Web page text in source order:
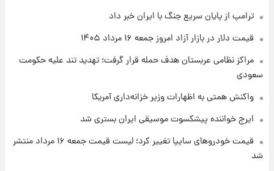
۱ روز پیش
جزئیات فعال‌سازی «کیف پول ایران» اعلام
شد+فیلم
ترامپ از پایان سریع جنگ با ایران خبر داد
قیمت دلار در بازار آزاد امروز جمعه ۱۶ مرداد ۱۴۰۵
مراکز نظامی عربستان هدف حمله قرار گرفت؛ تهدید تند علیه حکومت
سعودی
واکنش همتی به اظهارات وزیر خزانه‌داری آمریکا
ایرج خواننده پیشکسوت موسیقی ایران بستری شد
قیمت خودروهای سایپا تغییر کرد؛ لیست قیمت جمعه ۱۶ مرداد منتشر
شد